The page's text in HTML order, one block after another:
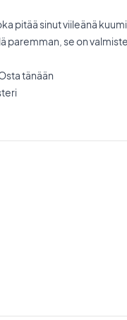
pitää sinut viileänä
paremman, se on
tänään